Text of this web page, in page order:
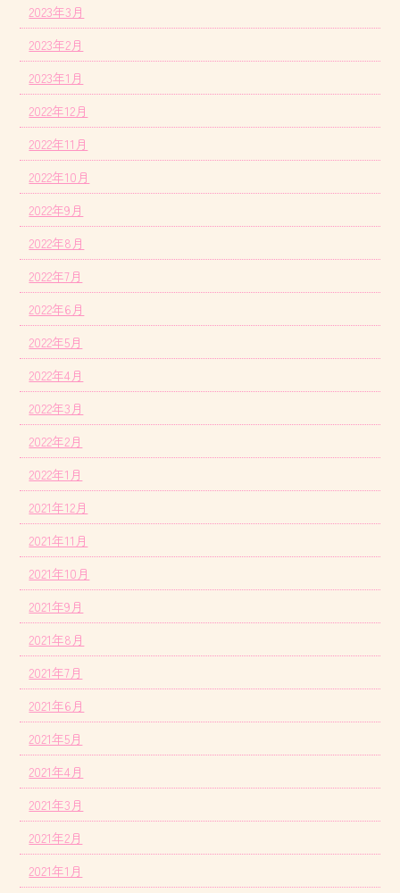
2023年3月
2023年2月
2023年1月
2022年12月
2022年11月
2022年10月
2022年9月
2022年8月
2022年7月
2022年6月
2022年5月
2022年4月
2022年3月
2022年2月
2022年1月
2021年12月
2021年11月
2021年10月
2021年9月
2021年8月
2021年7月
2021年6月
2021年5月
2021年4月
2021年3月
2021年2月
2021年1月